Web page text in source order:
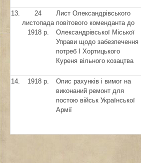
13.
24
листопада
1918 р.
Лист Олександрівського
повітового коменданта до
Олександрівської Міської
Управи щодо забезпечення
потреб I Хортицького
Куреня вільного козацтва
14. 1918 р.
Опис рахунків і вимог на
виконаний ремонт для
постою військ Української
Армії